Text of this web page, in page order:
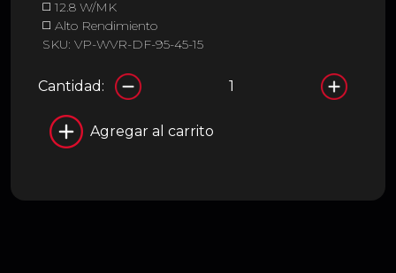
◻️ 12.8 W/MK
◻️ Alto Rendimiento
SKU: VP-WVR-DF-95-45-15
Cantidad:
Agregar al carrito